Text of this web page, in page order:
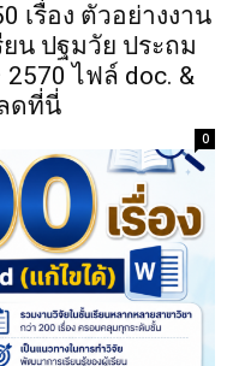
เรื่อง ตัวอย่างงาน
น ปฐมวัย ประถม
ไฟล์ doc. &
ดที่นี่
0